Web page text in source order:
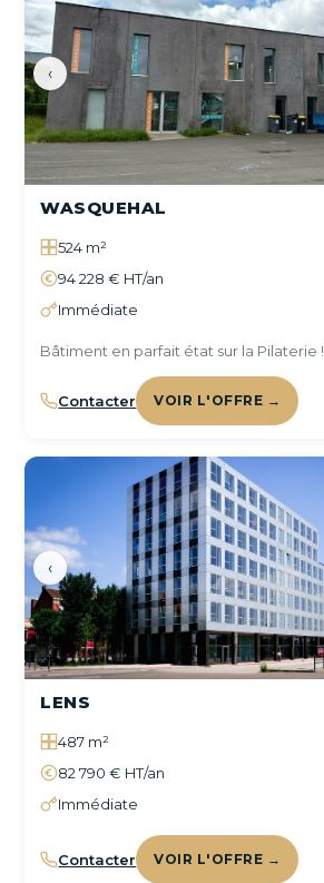
‹
WASQUEHAL
524 m²
94 228 € HT/an
Immédiate
Bâtiment en parfait état sur la Pilaterie !
Contacter VOIR L'OFFRE →
‹
LENS
487 m²
82 790 € HT/an
Immédiate
Contacter VOIR L'OFFRE →